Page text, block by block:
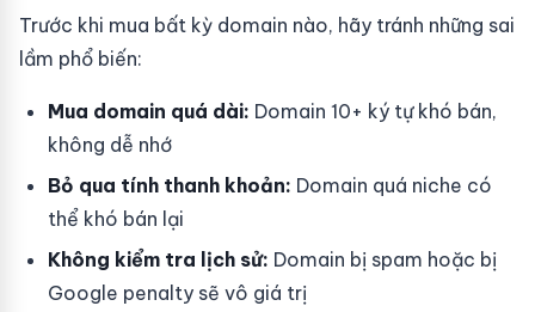
Trước khi mua bất kỳ domain nào, hãy tránh những sai
lầm phổ biến:
Mua domain quá dài: Domain 10+ ký tự khó bán,
không dễ nhớ
Bỏ qua tính thanh khoản: Domain quá niche có
thể khó bán lại
Không kiểm tra lịch sử: Domain bị spam hoặc bị
Google penalty sẽ vô giá trị